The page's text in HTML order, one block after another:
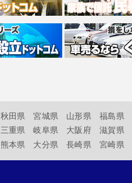
秋田県 宮城県 山形県 福島県
三重県 岐阜県 大阪府 滋賀県
熊本県 大分県 長崎県 宮崎県